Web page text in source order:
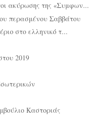
ακύρωσης της «Συμφων...
περασμένου Σαββάτου
στο ελληνικό τ...
2019
Καστοριάς